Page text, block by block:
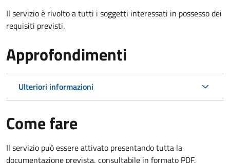
Il servizio è rivolto a tutti i soggetti interessati in possesso dei
requisiti previsti.
Approfondimenti
Ulteriori informazioni
Come fare
Il servizio può essere attivato presentando tutta la
documentazione prevista, consultabile in formato PDF.